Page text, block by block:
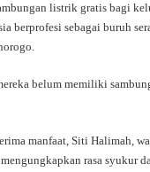
listrik gratis bagi
berprofesi sebagai buruh
belum memiliki
manfaat, Siti Halimah,
rasa syukur